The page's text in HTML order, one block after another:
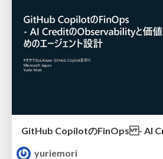
yuriemori